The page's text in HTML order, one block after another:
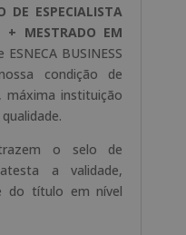
DE ESPECIALISTA
+ MESTRADO EM
ESNECA BUSINESS
condição de
máxima instituição
o selo de
a validade,
do título em nível